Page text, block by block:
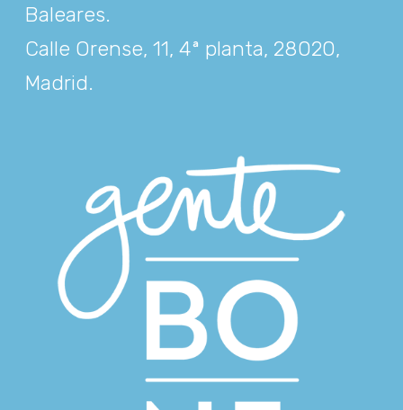
Baleares.
Calle Orense, 11, 4ª planta, 28020,
Madrid.